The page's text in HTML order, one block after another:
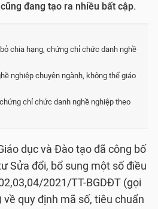
đang tạo ra nhiều bất cập.
chia hạng, chứng chỉ chức danh nghề
nghiệp chuyên ngành, không thể giáo
chỉ chức danh nghề nghiệp theo
dục và Đào tạo đã công bố
Sửa đổi, bổ sung một số điều
2021/TT-BGDĐT (gọi
quy định mã số, tiêu chuẩn